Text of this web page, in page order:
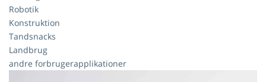
Robotik
Konstruktion
Tandsnacks
Landbrug
andre forbrugerapplikationer